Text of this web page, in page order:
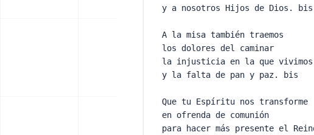
y a nosotros Hijos de Dios. bis
A la misa también traemos
los dolores del caminar
la injusticia en la que vivimos
y la falta de pan y paz. bis
Que tu Espíritu nos transforme
en ofrenda de comunión
para hacer más presente el